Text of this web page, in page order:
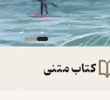
کتاب متنی